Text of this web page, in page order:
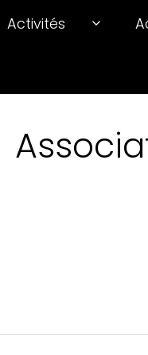
Activités